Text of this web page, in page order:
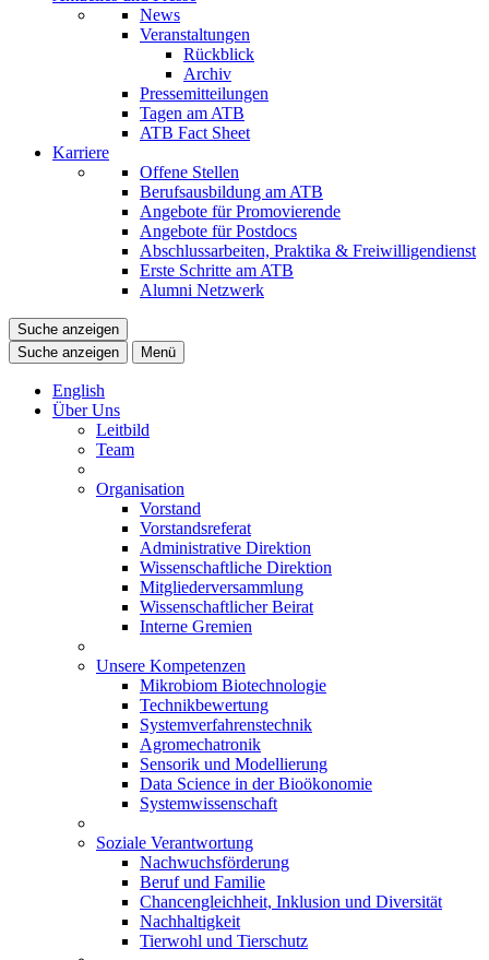
News
Veranstaltungen
Rückblick
Archiv
Pressemitteilungen
Tagen am ATB
ATB Fact Sheet
Karriere
Offene Stellen
Berufsausbildung am ATB
Angebote für Promovierende
Angebote für Postdocs
Abschlussarbeiten, Praktika & Freiwilligendienst
Erste Schritte am ATB
Alumni Netzwerk
Suche anzeigen
Suche anzeigen
Menü
English
Über Uns
Leitbild
Team
Organisation
Vorstand
Vorstandsreferat
Administrative Direktion
Wissenschaftliche Direktion
Mitgliederversammlung
Wissenschaftlicher Beirat
Interne Gremien
Unsere Kompetenzen
Mikrobiom Biotechnologie
Technikbewertung
Systemverfahrenstechnik
Agromechatronik
Sensorik und Modellierung
Data Science in der Bioökonomie
Systemwissenschaft
Soziale Verantwortung
Nachwuchsförderung
Beruf und Familie
Chancengleichheit, Inklusion und Diversität
Nachhaltigkeit
Tierwohl und Tierschutz